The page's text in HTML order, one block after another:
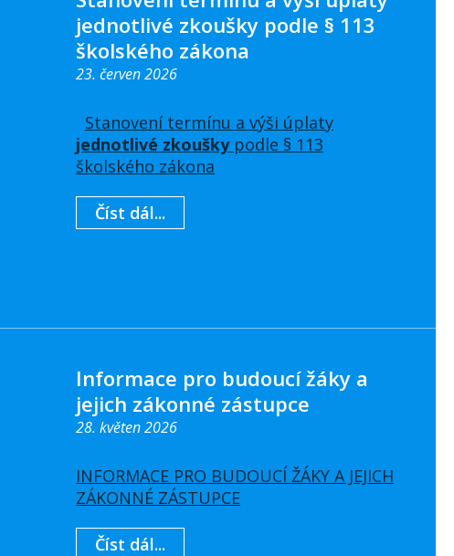
jednotlivé zkoušky podle § 113
školského zákona
23. červen 2026
Stanovení termínu a výši úplaty
jednotlivé zkouškypodle § 113
školského zákona
Číst dál...
Informace pro budoucí žáky a
jejich zákonné zástupce
28. květen 2026
INFORMACE PRO BUDOUCÍ ŽÁKY A JEJICH
ZÁKONNÉ ZÁSTUPCE
Číst dál...